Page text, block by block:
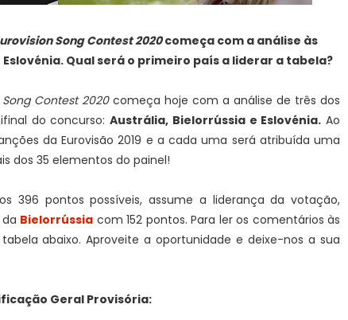
Song Contest 2020começa com a análise às
Qual será o primeiro país a liderar a tabela?
Contest 2020começa hoje com a análise de três dos
do concurso: Austrália, Bielorrússia e Eslovénia. Ao
da Eurovisão 2019 e a cada uma será atribuída uma
dos 35 elementos do painel!
396 pontos possíveis, assume a liderança da votação,
Bielorrússia com 152 pontos. Para ler os comentários às
abaixo. Aproveite a oportunidade e deixe-nos a sua
Geral Provisória: